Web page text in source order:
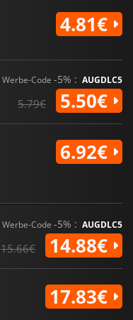
4.81€
Werbe-Code -5% : AUGDLC5
5.79€ 5.50€
6.92€
Werbe-Code -5% : AUGDLC5
15.66€ 14.88€
17.83€